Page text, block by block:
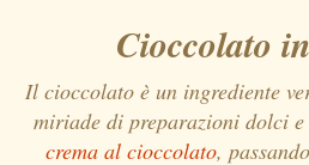
Cioccolato
Il cioccolato è un ingrediente
miriade di preparazioni dolci
crema al cioccolato,